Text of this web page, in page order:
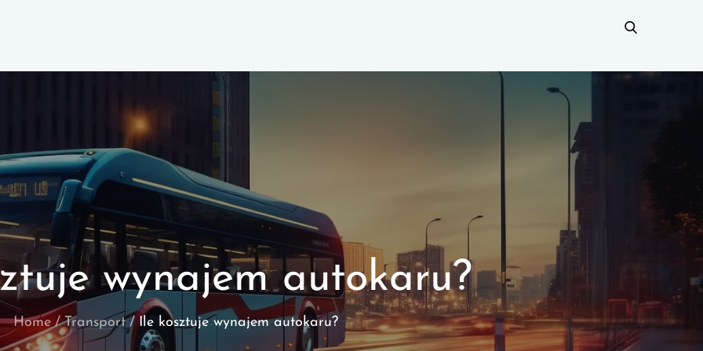
wynajem autokaru?
Home Transport Ile kosztuje wynajem autokaru?